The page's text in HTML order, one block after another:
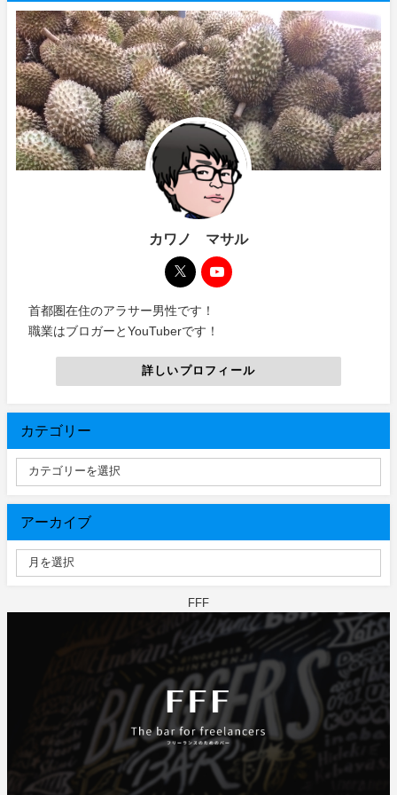
カワノ マサル
首都圏在住のアラサー男性です！
職業はブロガーとYouTuberです！
詳しいプロフィール
カテゴリー
アーカイブ
FFF